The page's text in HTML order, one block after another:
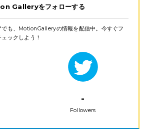
Galleryをフォローする
も、MotionGalleryの情報を配信中。今すぐフ
ックしよう！
-
Followers